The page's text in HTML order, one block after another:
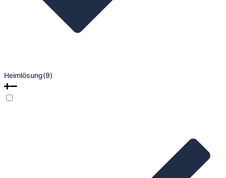
Heimlösung(9)